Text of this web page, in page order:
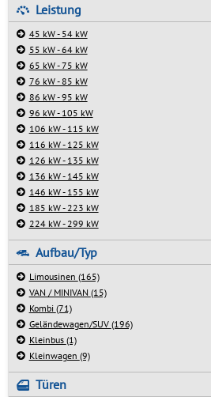
Leistung
45 kW - 54 kW
55 kW - 64 kW
65 kW - 75 kW
76 kW - 85 kW
86 kW - 95 kW
96 kW - 105 kW
106 kW - 115 kW
116 kW - 125 kW
126 kW - 135 kW
136 kW - 145 kW
146 kW - 155 kW
185 kW - 223 kW
224 kW - 299 kW
Aufbau/Typ
Limousinen (165)
VAN / MINIVAN (15)
Kombi (71)
Geländewagen/SUV (196)
Kleinbus (1)
Kleinwagen (9)
Türen